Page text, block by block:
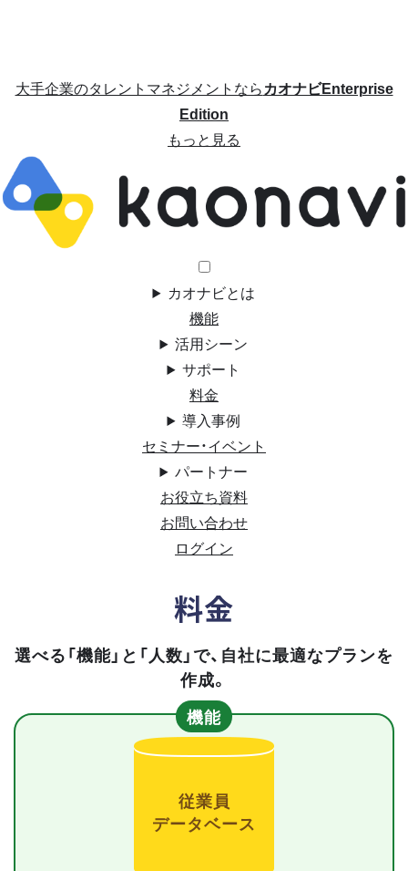
大手企業のタレントマネジメントならカオナビEnterprise
Edition
もっと見る
カオナビとは
機能
活用シーン
サポート
料金
導入事例
セミナー・イベント
パートナー
お役立ち資料
お問い合わせ
ログイン
料金
選べる「機能」と「人数」で、自社に最適なプランを
作成。
機能
従業員
データベース